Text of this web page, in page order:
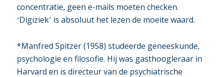
concentratie, geen e-mails moeten checken.
‘Digiziek’ is absoluut het lezen de moeite waard.
*Manfred Spitzer (1958) studeerde geneeskunde,
psychologie en filosofie. Hij was gasthoogleraar in
Harvard en is directeur van de psychiatrische